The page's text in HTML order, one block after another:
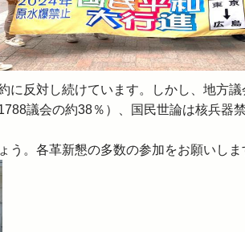
に反対し続けています。しかし、地方議
議会の約38％）、国民世論は核兵器
。各革新懇の多数の参加をお願いしま